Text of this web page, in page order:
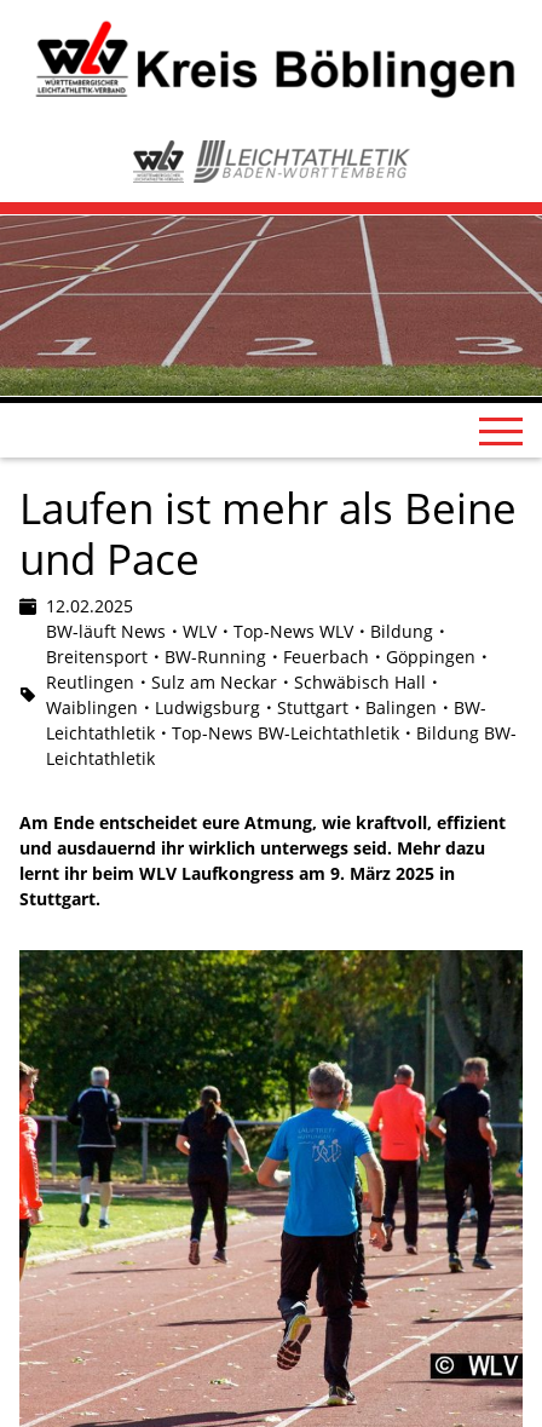
Laufen ist mehr als Beine
und Pace
12.02.2025
BW-läuft News
WLV Top-News WLV
Bildung
Breitensport
BW-Running Feuerbach
Göppingen
Reutlingen
Sulz am Neckar
Schwäbisch Hall
Waiblingen
Ludwigsburg Stuttgart Balingen
BW-
Leichtathletik
Top-News BW-Leichtathletik
Bildung BW-
Leichtathletik
Am Ende entscheidet eure Atmung, wie kraftvoll, effizient
und ausdauernd ihr wirklich unterwegs seid. Mehr dazu
lernt ihr beim WLV Laufkongress am 9. März 2025 in
Stuttgart.